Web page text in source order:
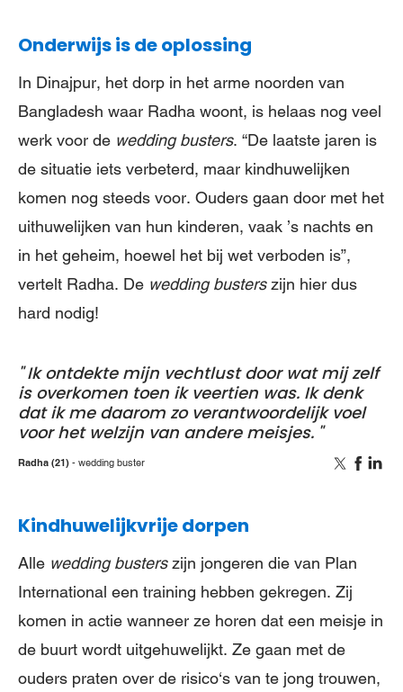
Onderwijs is de oplossing
In Dinajpur, het dorp in het arme noorden van
Bangladesh waar Radha woont, is helaas nog veel
werk voor de wedding busters. “De laatste jaren is
de situatie iets verbeterd, maar kindhuwelijken
komen nog steeds voor. Ouders gaan door met het
uithuwelijken van hun kinderen, vaak ’s nachts en
in het geheim, hoewel het bij wet verboden is”,
vertelt Radha. De wedding busterszijn hier dus
hard nodig!
Ik ontdekte mijn vechtlust door wat mij zelf
is overkomen toen ik veertien was. Ik denk
dat ik me daarom zo verantwoordelijk voel
voor het welzijn van andere meisjes.
Radha (21) wedding buster
Kindhuwelijkvrije dorpen
Alle wedding busterszijn jongeren die van Plan
International een training hebben gekregen. Zij
komen in actie wanneer ze horen dat een meisje in
de buurt wordt uitgehuwelijkt. Ze gaan met de
ouders praten over de risico‘s van te jong trouwen,